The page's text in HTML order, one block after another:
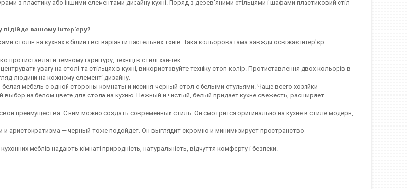
з пластику або іншими елементами дизайну кухні. Поряд з дерев'яними стільцями і шафами пластиковий стіл
підійде вашому інтер'єру?
столів на кухнях є білий і всі варіанти пастельних тонів. Така кольорова гама завжди освіжає інтер'єр.
протиставляти темному гарнітуру, техніці в стилі хай-тек.
увагу на столі та стільцях в кухні, використовуйте техніку стоп-колір. Протиставлення двох кольорів в
людини на кожному елементі дизайну.
мебель с одной стороны комнаты и иссиня-черный стол с белыми стульями. Чаще всего хозяйки
выбор на белом цвете для стола на кухню. Нежный и чистый, белый придает кухне свежесть, расширяет
преимущества. С ним можно создать современный стиль. Он смотрится оригинально на кухне в стиле модерн,
и аристократизма — черный тоже подойдет. Он выглядит скромно и минимизирует пространство.
меблів надають кімнаті природність, натуральність, відчуття комфорту і безпеки.